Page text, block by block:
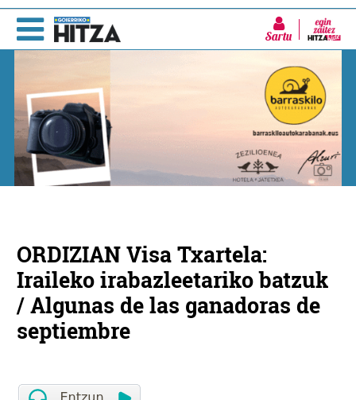
Sartu
ORDIZIAN Visa Txartela:
Iraileko irabazleetariko batzuk
/ Algunas de las ganadoras de
septiembre